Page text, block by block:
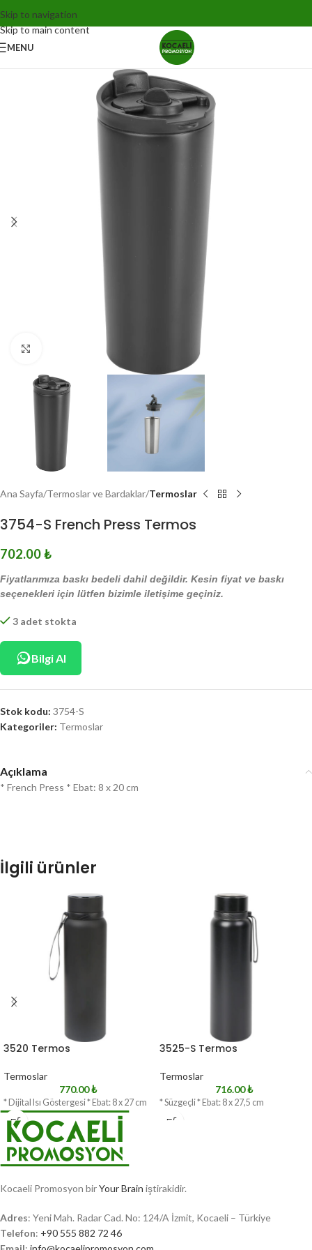
Skip to navigation
Skip to main content
MENU
Ana Sayfa Termoslar ve Bardaklar Termoslar
3754-S French Press Termos
702.00₺
Fiyatlarımıza baskı bedeli dahil değildir. Kesin fiyat ve baskı
seçenekleri için lütfen bizimle iletişime geçiniz.
3 adet stokta
Bilgi Al
Stok kodu: 3754-S
Kategoriler: Termoslar
Açıklama
* French Press * Ebat: 8 x 20 cm
İlgili ürünler
3520 Termos
Termoslar
770.00₺
* Dijital Isı Göstergesi * Ebat: 8 x 27 cm
3525-S Termos
Termoslar
716.00₺
* Süzgeçli * Ebat: 8 x 27,5 cm
Kocaeli Promosyon birYour Brain iştirakidir.
Adres: Yeni Mah. Radar Cad. No: 124/A İzmit, Kocaeli – Türkiye
Telefon: +90 555 882 72 46